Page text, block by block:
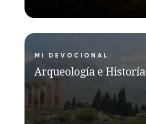
MI DEVOCIONAL
Arqueología e Historía